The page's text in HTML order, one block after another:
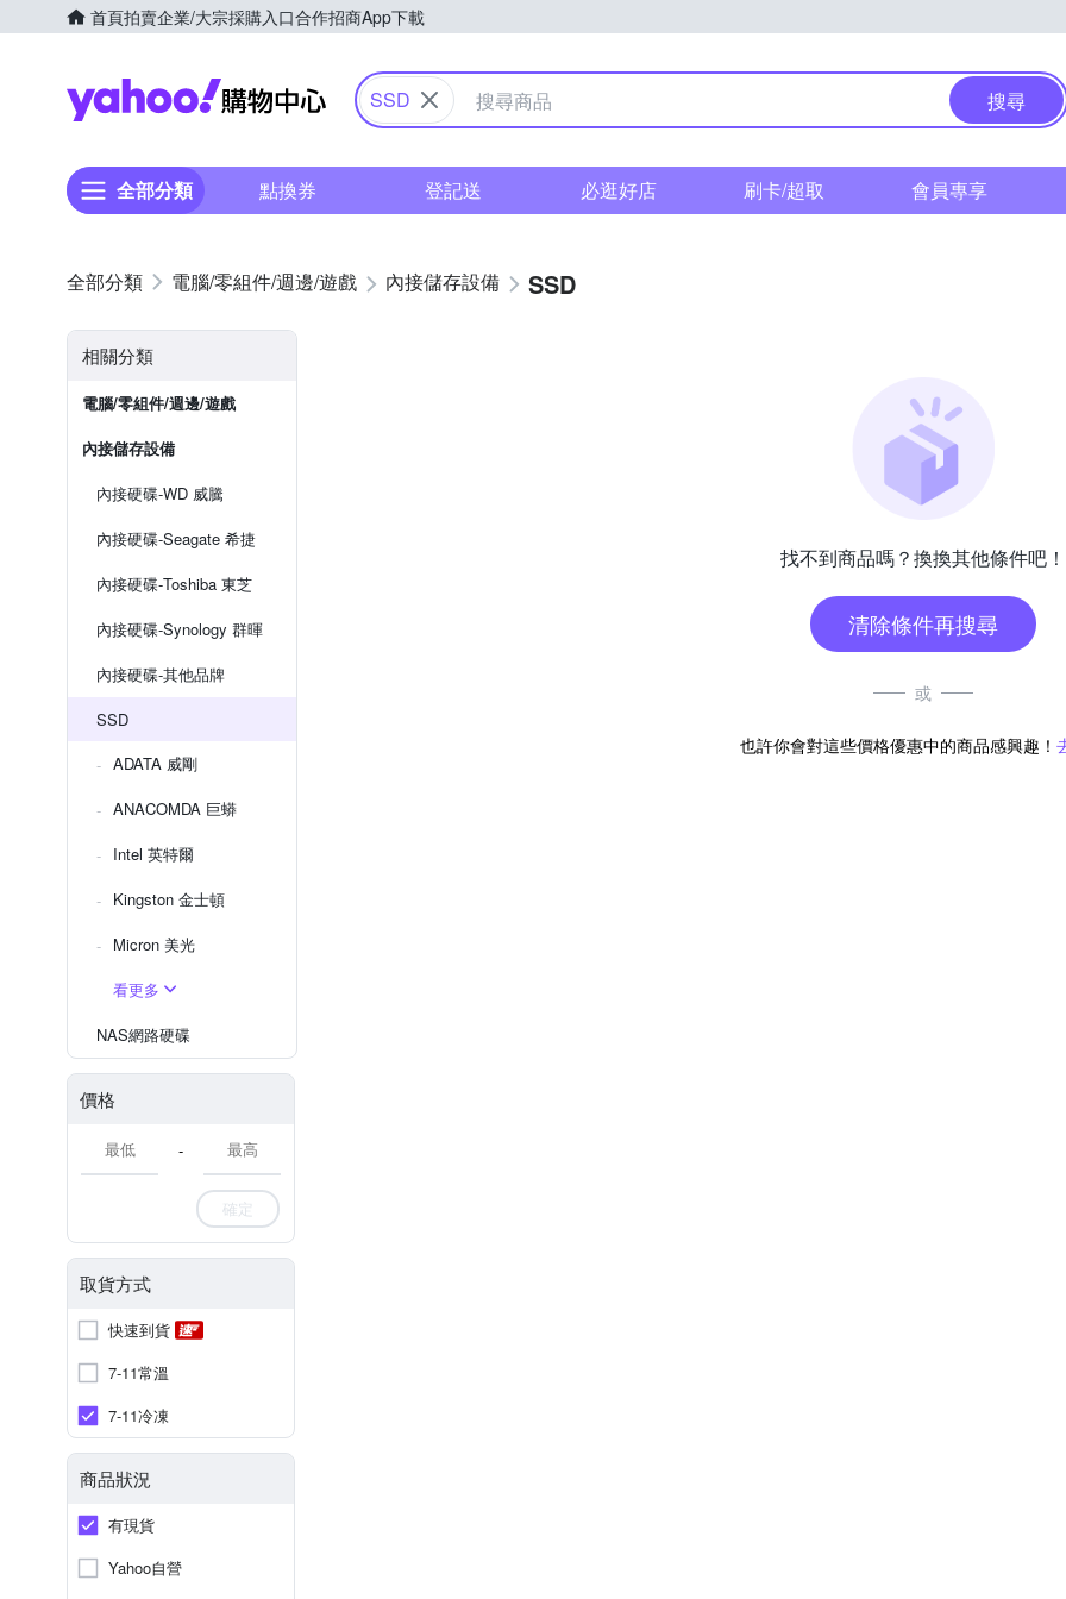
首頁拍賣企業/大宗採購入口合作招商App下載
Yahoo購物中心
SSD 搜尋
全部分類 點換券 登記送 必逛好店 刷卡/超取 會員專享
電腦/零組件/週邊/遊戲 內接儲存設備 SSD
相關分類
電腦/零組件/週邊/遊戲
內接儲存設備
內接硬碟-WD 威騰
內接硬碟-Seagate 希捷
內接硬碟-Toshiba 東芝
內接硬碟-Synology 群暉
內接硬碟-其他品牌
SSD
ADATA 威剛
ANACOMDA 巨蟒
Intel 英特爾
Kingston 金士頓
Micron 美光
看更多
NAS網路硬碟
價格
-
確定
取貨方式
快速到貨
7-11常溫
7-11冷凍
商品狀況
有現貨
Yahoo自營
找不到商品嗎？換換其他條件吧！
清除條件再搜尋
或
也許你會對這些價格優惠中的商品感興趣！